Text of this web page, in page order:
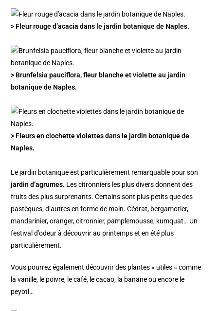
> Fleur rouge d’acacia dans le jardin botanique de Naples.
> Brunfelsia pauciflora, fleur blanche et violette au jardin
botanique de Naples.
> Fleurs en clochette violettes dans le jardin botanique de
Naples.
Le jardin botanique est particulièrement remarquable pour son
jardin d’agrumes. Les citronniers les plus divers donnent des
fruits des plus surprenants. Certains sont plus petits que des
pastèques, d’autres en forme de main. Cédrat, bergamotier,
mandarinier, oranger, citronnier, pamplemousse, kumquat… Un
festival d’odeur à découvrir au printemps et en été plus
particulièrement.
Vous pourrez également découvrir des plantes « utiles » comme
la vanille, le poivre, le café, le cacao, la banane ou encore le
peyotl…